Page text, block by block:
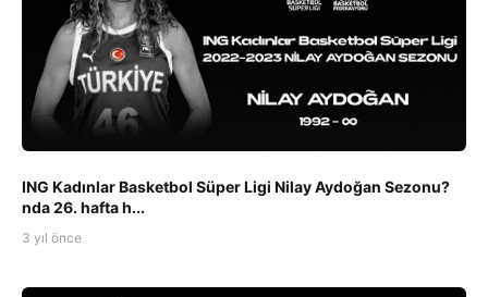
ING Kadınlar Basketbol Süper Ligi Nilay Aydoğan Sezonu?
nda 26. hafta h...
3 yıl önce